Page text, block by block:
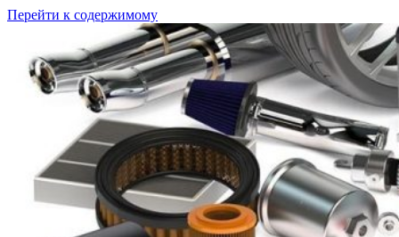
Перейти к содержимому